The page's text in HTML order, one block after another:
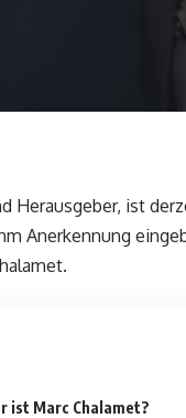
Herausgeber, ist
Anerkennung
ist Marc Chalamet?